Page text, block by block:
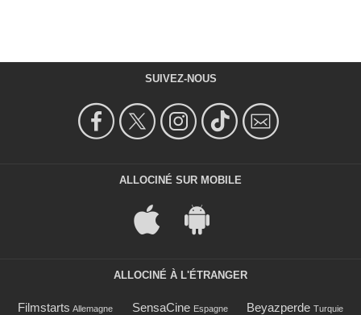
SUIVEZ-NOUS
ALLOCINÉ SUR MOBILE
ALLOCINÉ À L'ÉTRANGER
Filmstarts Allemagne SensaCine Espagne Beyazperde Turquie